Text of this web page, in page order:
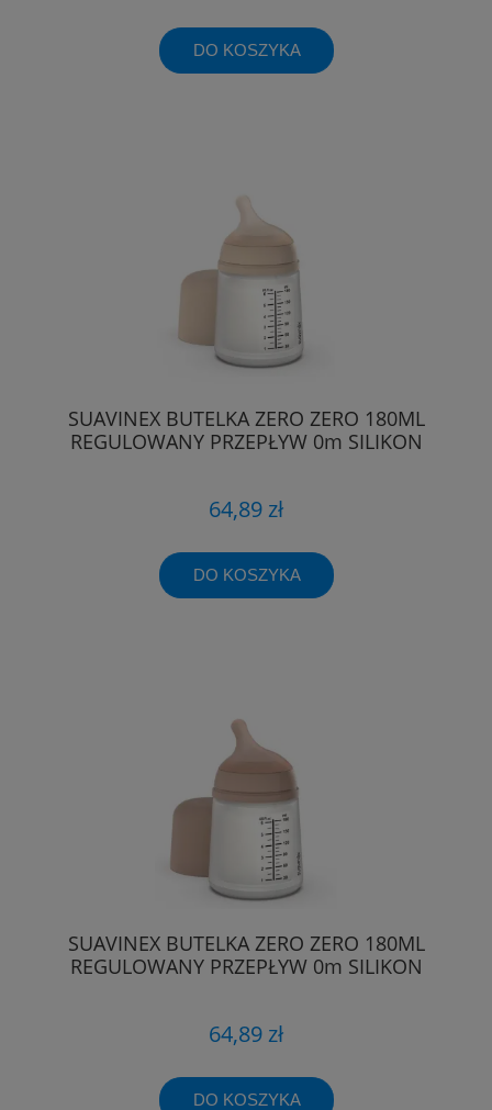
DO KOSZYKA
SUAVINEX BUTELKA ZERO ZERO 180ML
REGULOWANY PRZEPŁYW 0m SILIKON
64,89 zł
DO KOSZYKA
SUAVINEX BUTELKA ZERO ZERO 180ML
REGULOWANY PRZEPŁYW 0m SILIKON
64,89 zł
DO KOSZYKA